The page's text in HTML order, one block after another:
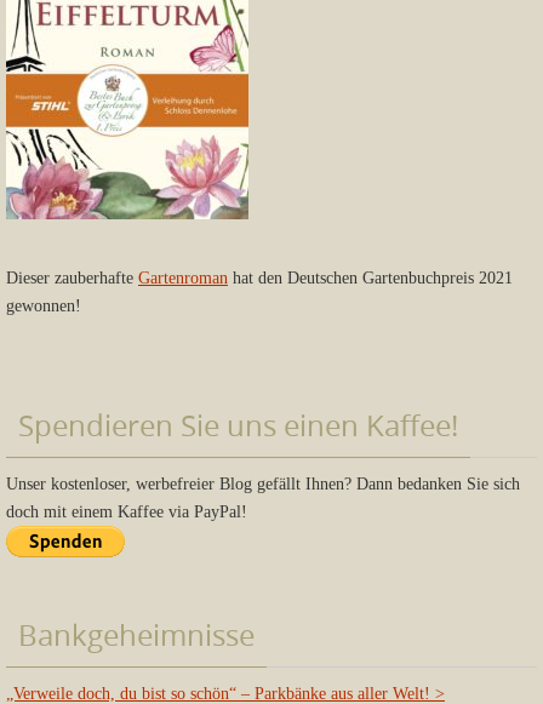
Dieser zauberhafte Gartenroman hat den Deutschen Gartenbuchpreis 2021
gewonnen!
Spendieren Sie uns einen Kaffee!
Unser kostenloser, werbefreier Blog gefällt Ihnen? Dann bedanken Sie sich
doch mit einem Kaffee via PayPal!
Bankgeheimnisse
„Verweile doch, du bist so schön“ – Parkbänke aus aller Welt! >